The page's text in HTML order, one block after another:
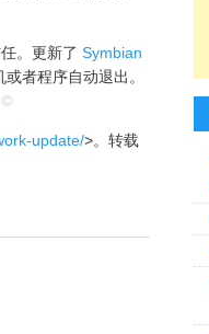
。更新了 Symbian
者程序自动退出。
©
update/>。转载